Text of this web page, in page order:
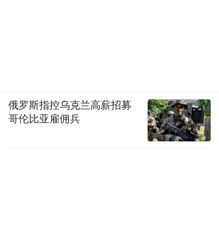
俄罗斯指控乌克兰高薪招募
哥伦比亚雇佣兵